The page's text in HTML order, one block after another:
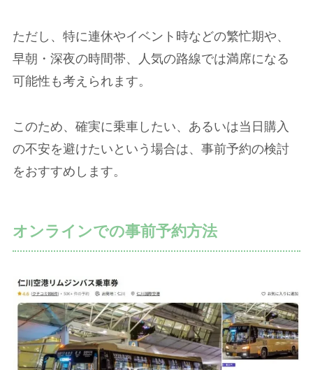
ただし、特に連休やイベント時などの繁忙期や、
早朝・深夜の時間帯、人気の路線では満席になる
可能性も考えられます。
このため、確実に乗車したい、あるいは当日購入
の不安を避けたいという場合は、事前予約の検討
をおすすめします。
オンラインでの事前予約方法